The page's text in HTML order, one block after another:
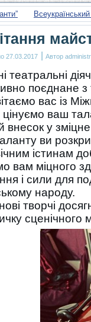
27.03.2017 | Автор
театральні
поєднане
вас із
ваш
внесок у
ви
істинам
вам міцного
і сили для
народу.
творчі
сценічного